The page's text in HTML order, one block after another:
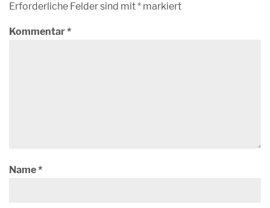
Erforderliche Felder sind mit* markiert
Kommentar*
Name*